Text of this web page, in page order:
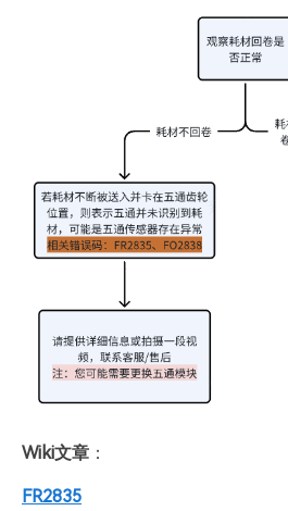
Wiki文章 ：
FR2835